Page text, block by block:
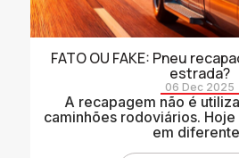
FATO OU FAKE: Pneu
estrada?
06 Dec 2025
A recapagem não é
caminhões rodoviários.
em